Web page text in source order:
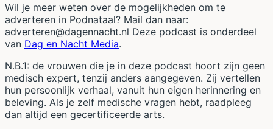
Wil je meer weten over de mogelijkheden om te
adverteren in Podnataal? Mail dan naar:
adverteren@dagennacht.nl Deze podcast is onderdeel
van Dag en Nacht Media.
N.B.1: de vrouwen die je in deze podcast hoort zijn geen
medisch expert, tenzij anders aangegeven. Zij vertellen
hun persoonlijk verhaal, vanuit hun eigen herinnering en
beleving. Als je zelf medische vragen hebt, raadpleeg
dan altijd een gecertificeerde arts.